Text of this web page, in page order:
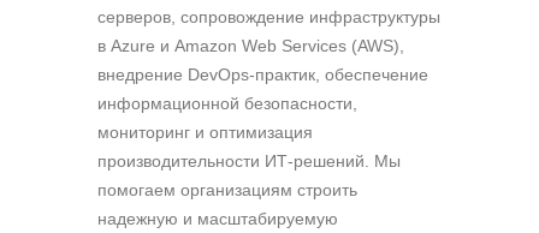
серверов, сопровождение инфраструктуры
в Azure и Amazon Web Services (AWS),
внедрение DevOps-практик, обеспечение
информационной безопасности,
мониторинг и оптимизация
производительности ИТ-решений. Мы
помогаем организациям строить
надежную и масштабируемую